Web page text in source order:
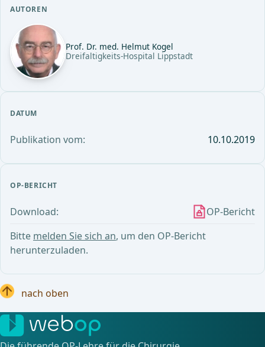
AUTOREN
Prof. Dr. med. Helmut Kogel
Dreifaltigkeits-Hospital Lippstadt
DATUM
Publikation vom: 10.10.2019
OP-BERICHT
Download:
OP-Bericht
Bitte melden Sie sich an, um den OP-Bericht
herunterzuladen.
nach oben